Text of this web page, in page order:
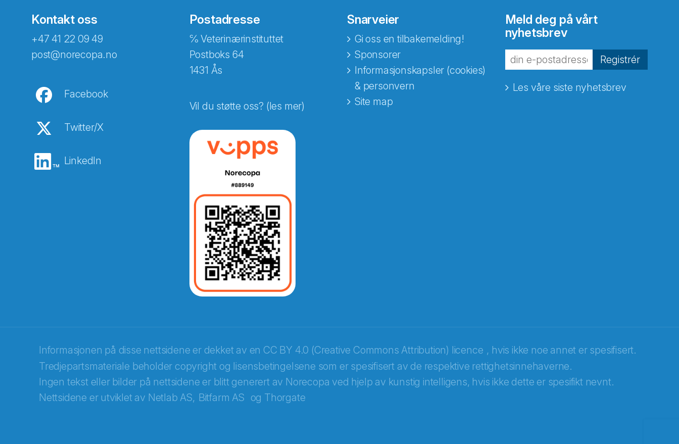
Kontakt oss
+47 41 22 09 49
post@norecopa.no
Facebook
Twitter/X
LinkedIn
Postadresse
℅ Veterinærinstituttet
Postboks 64
1431 Ås
Vil du støtte oss? (les mer)
Snarveier
Gi oss en tilbakemelding!
Sponsorer
Informasjonskapsler (cookies)
& personvern
Site map
Meld deg på vårt
nyhetsbrev
Registrér
Les våre siste nyhetsbrev
Informasjonen på disse nettsidene er dekket av en CC BY 4.0 (Creative Commons Attribution) licence , hvis ikke noe annet er spesifisert.
Tredjepartsmateriale beholder copyright og lisensbetingelsene som er spesifisert av de respektive rettighetsinnehaverne.
Ingen tekst eller bilder på nettsidene er blitt generert av Norecopa ved hjelp av kunstig intelligens, hvis ikke dette er spesifikt nevnt.
Nettsidene er utviklet av Netlab AS, Bitfarm AS og Thorgate
Abonnér på nyhetsbrevene fra Norecopa